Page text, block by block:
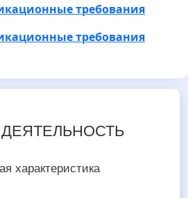
требования
требования
характеристика